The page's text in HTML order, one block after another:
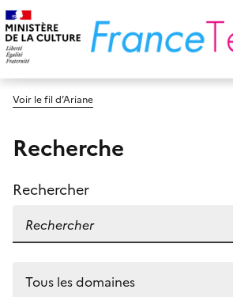
Voir le fil d’Ariane
Recherche
Rechercher